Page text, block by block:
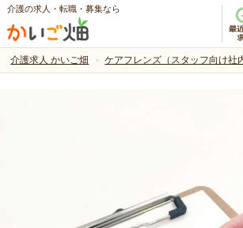
介護の求人・転職・募集なら
介護求人 かいご畑 ケアフレンズ（スタッフ向け社